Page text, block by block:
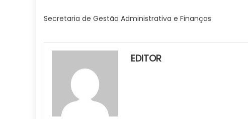
Secretaria de Gestão Administrativa e Finanças
EDITOR